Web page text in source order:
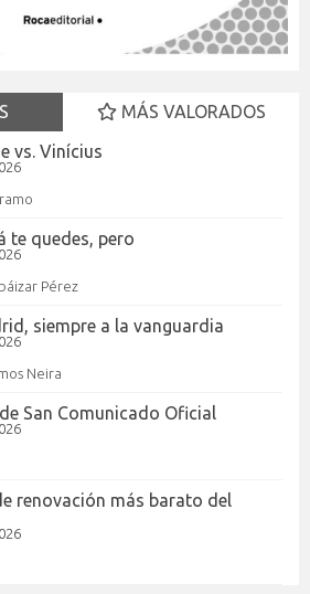
MÁS VALORADOS
vs. Vinícius
te quedes, pero
Pérez
siempre a la vanguardia
Neira
San Comunicado Oficial
renovación más barato del